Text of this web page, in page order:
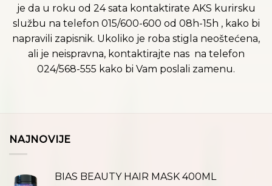
je da u roku od 24 sata kontaktirate AKS kurirsku
službu na telefon 015/600-600 od 08h-15h , kako bi
napravili zapisnik. Ukoliko je roba stigla neoštećena,
ali je neispravna, kontaktirajte nas na telefon
024/568-555 kako bi Vam poslali zamenu.
NAJNOVIJE
BIAS BEAUTY HAIR MASK 400ML